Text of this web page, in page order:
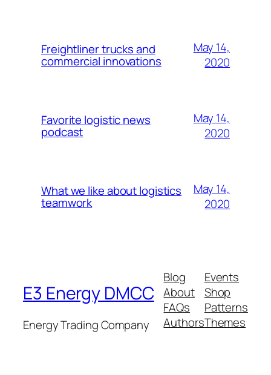
Freightliner trucks and
commercial innovations
May 14,
2020
Favorite logistic news
podcast
May 14,
2020
What we like about logistics
teamwork
May 14,
2020
E3 Energy DMCC
Energy Trading Company
Blog
About
FAQs
Authors
Events
Shop
Patterns
Themes